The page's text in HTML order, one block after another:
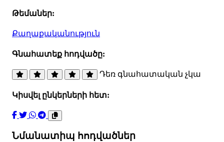
Թեմաներ:
Քաղաքականություն
Գնահատեք հոդվածը:
Դեռ գնահատական չկա
Կիսվել ընկերների հետ:
Նմանատիպ հոդվածներ